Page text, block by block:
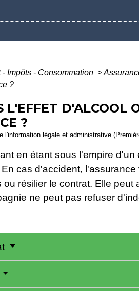
- Impôts - Consommation >
?
L'EFFET D'ALCOOL
?
l'information légale et administrative
en étant sous l'empire
cas d'accident,
résilier le contrat. Elle
ne peut pas refuser